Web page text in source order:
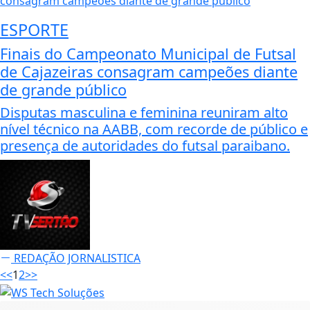
ESPORTE
Finais do Campeonato Municipal de Futsal
de Cajazeiras consagram campeões diante
de grande público
Disputas masculina e feminina reuniram alto
nível técnico na AABB, com recorde de público e
presença de autoridades do futsal paraibano.
REDAÇÃO JORNALISTICA
<<12>>